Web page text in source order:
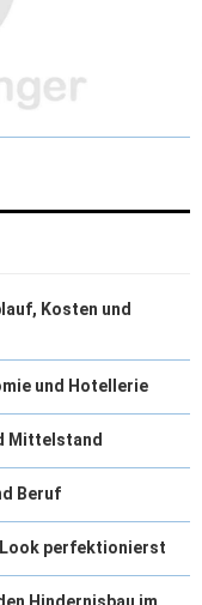
Kosten und
und Hotellerie
Mittelstand
Beruf
perfektionierst
Hindernisbau im